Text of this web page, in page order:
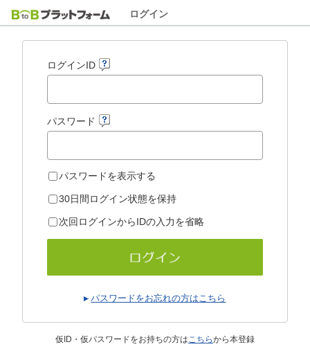
ログイン
ログインID
パスワード
パスワードを表示する
30日間ログイン状態を保持
次回ログインからIDの入力を省略
パスワードをお忘れの方はこちら
仮ID・仮パスワードをお持ちの方はこちらから本登録